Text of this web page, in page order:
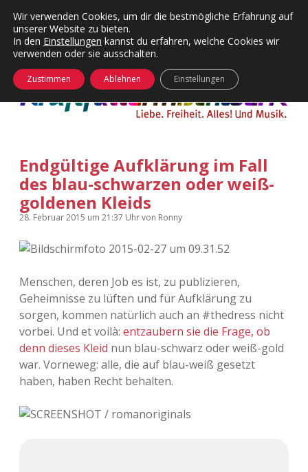
Kategorien
Menü
24 Hours Chilling
Die Wende
KFMW-Disco
kfmw.stuff
Täglicher Sinnwahn
Visuelles
Wandnotizen
KFMW-Disco
Dates
Contact
Adventskalender
Adventskalender 2012
Adventskalender 2013
Adventskalender 2014
öffnen
Endgültige Aufklärung im Fall
des blau-schwarzen oder weiß-
goldenen Kleids
28. Februar 2015 um 21:37 Uhrvon Ronny
Menschen, deren Job es ist, zu publizieren,
Geheimnisse zu lüften und für Aufklärung zu
sorgen, kommen natürlich auch an #thedress nicht
vorbei. Und et voilà: entzaubern sie die Frage, ob
denn dieses Kleid nun blau-schwarz oder weiß-gold
war. Vorneweg: alle, die auf blau-weiß gesetzt
haben, haben Recht behalten.
Wir verwenden Cookies, um dir die bestmögliche Erfahrung auf
unserer Website zu bieten.
In den Einstellungen kannst du erfahren, welche Cookies wir
verwenden oder sie ausschalten.
Zustimmen Ablehnen Einstellungen